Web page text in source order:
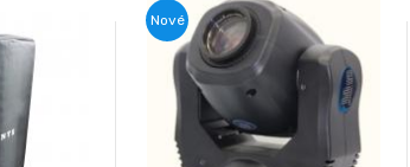
Nové